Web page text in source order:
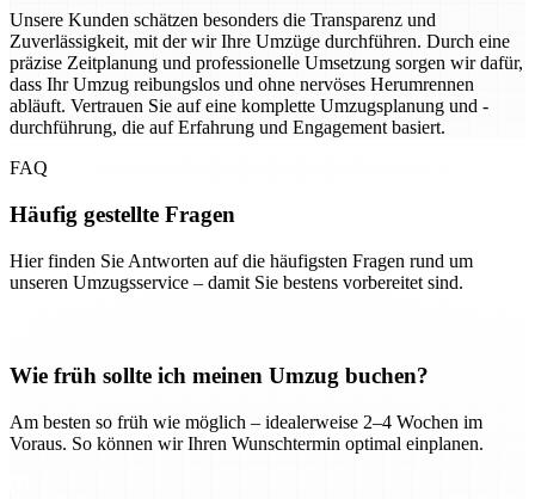
Unsere Kunden schätzen besonders die Transparenz und
Zuverlässigkeit, mit der wir Ihre Umzüge durchführen. Durch eine
präzise Zeitplanung und professionelle Umsetzung sorgen wir dafür,
dass Ihr Umzug reibungslos und ohne nervöses Herumrennen
abläuft. Vertrauen Sie auf eine komplette Umzugsplanung und -
durchführung, die auf Erfahrung und Engagement basiert.
FAQ
Häufig gestellte Fragen
Hier finden Sie Antworten auf die häufigsten Fragen rund um
unseren Umzugsservice – damit Sie bestens vorbereitet sind.
Wie früh sollte ich meinen Umzug buchen?
Am besten so früh wie möglich – idealerweise 2–4 Wochen im
Voraus. So können wir Ihren Wunschtermin optimal einplanen.